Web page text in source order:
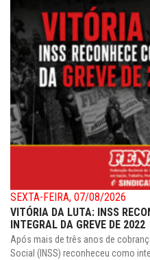
SEXTA-FEIRA, 07/08/2026
VITÓRIA DA LUTA: INSS
INTEGRAL DA GREVE DE 2022
Após mais de três anos de
Social (INSS) reconheceu como